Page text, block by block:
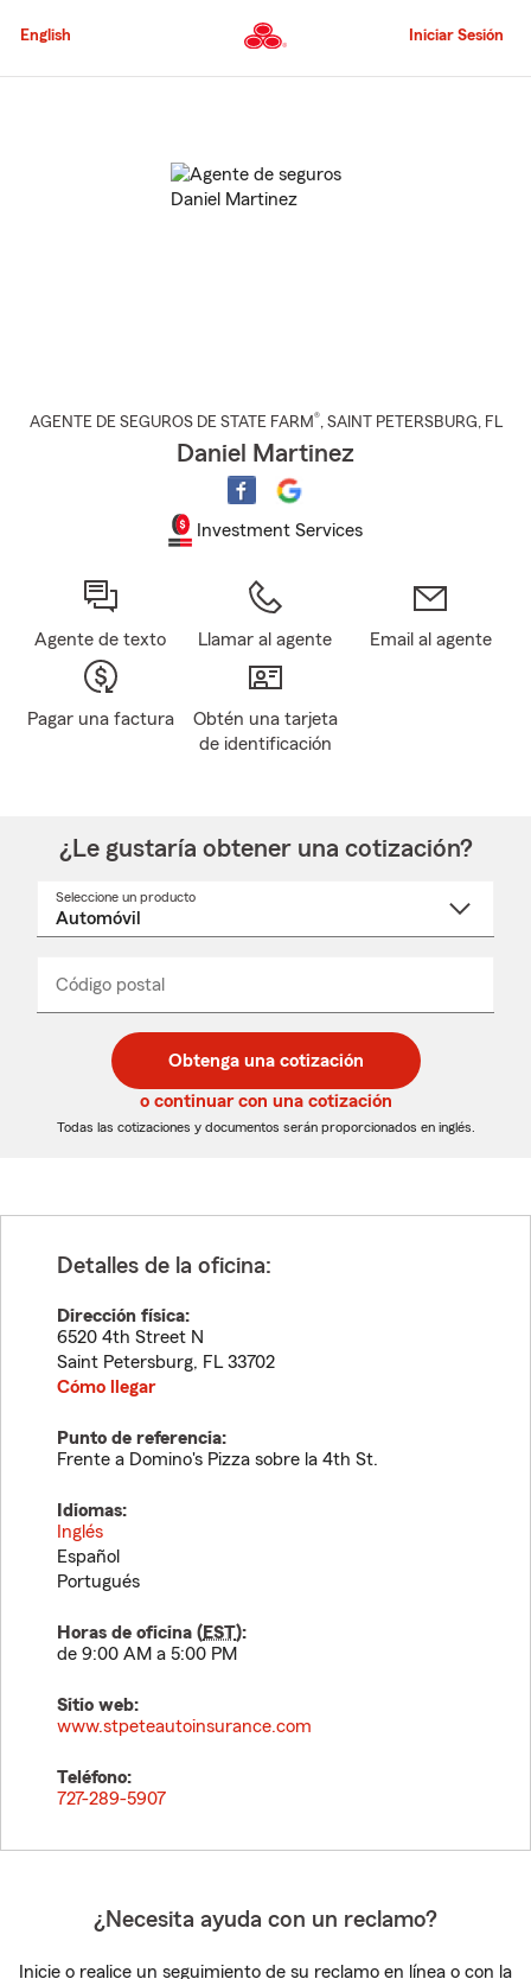
al
principal
English Iniciar Sesión
AGENTE DE SEGUROS DE STATE FARM®, SAINT PETERSBURG, FL
Daniel Martinez
Investment Services
Agente de texto Llamar al agente Email al agente
Pagar una factura
Obtén una tarjeta
de identificación
¿Le gustaría obtener una cotización?
Seleccione un producto
desplegable
Código postal
de
5
dígitos
de
5
dígitos
_____
Obtenga una cotización
o continuar con una cotización
Todas las cotizaciones y documentos serán proporcionados en inglés.
Detalles de la oficina:
Dirección física:
6520 4th Street N
Saint Petersburg, FL 33702
Cómo llegar
Punto de referencia:
Frente a Domino's Pizza sobre la 4th St.
Idiomas:
Inglés
Español
Portugués
Horas de oficina (EST):
de 9:00 AM a 5:00 PM
Sitio web:
www.stpeteautoinsurance.com
Teléfono:
727-289-5907
¿Necesita ayuda con un reclamo?
Inicie o realice un seguimiento de su reclamo en línea o con la